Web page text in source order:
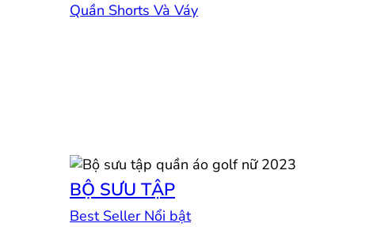
Quần Shorts Và Váy
BỘ SƯU TẬP
Best Seller